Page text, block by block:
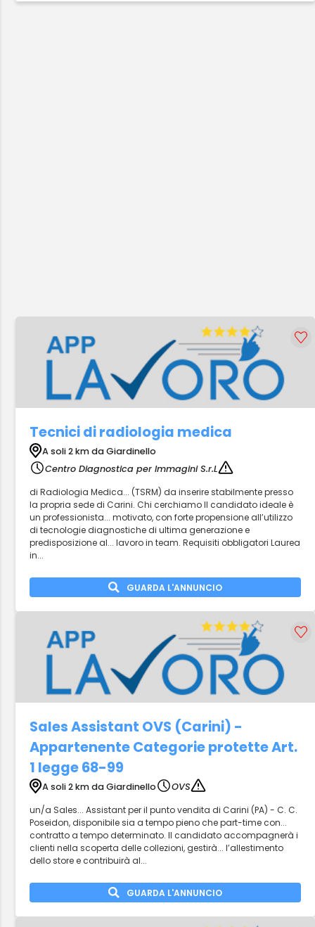
Tecnici di radiologia medica
A soli 2 km da Giardinello
Centro Diagnostica per Immagini S.r.L
di Radiologia Medica... (TSRM) da inserire stabilmente presso
la propria sede di Carini. Chi cerchiamo Il candidato ideale è
un professionista... motivato, con forte propensione all’utilizzo
di tecnologie diagnostiche di ultima generazione e
predisposizione al... lavoro in team. Requisiti obbligatori Laurea
in...
GUARDA L'ANNUNCIO
Sales Assistant OVS (Carini) -
Appartenente Categorie protette Art.
1 legge 68-99
A soli 2 km da Giardinello
OVS
un/a Sales... Assistant per il punto vendita di Carini (PA) - C. C.
Poseidon, disponibile sia a tempo pieno che part-time con...
contratto a tempo determinato. Il candidato accompagnerà i
clienti nella scoperta delle collezioni, gestirà... l’allestimento
dello store e contribuirà al...
GUARDA L'ANNUNCIO